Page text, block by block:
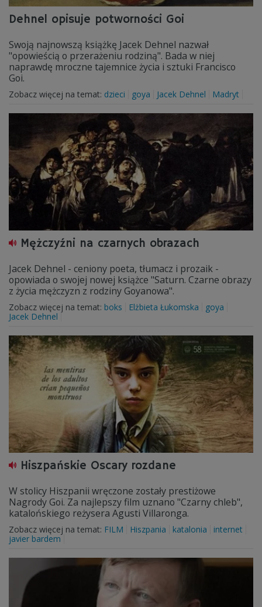
Dehnel opisuje potworności Goi
Swoją najnowszą książkę Jacek Dehnel nazwał
"opowieścią o przerażeniu rodziną". Bada w niej
naprawdę mroczne tajemnice życia i sztuki Francisco
Goi.
Zobacz więcej na temat: dzieci goya Jacek Dehnel Madryt
Mężczyźni na czarnych obrazach
Jacek Dehnel - ceniony poeta, tłumacz i prozaik -
opowiada o swojej nowej książce "Saturn. Czarne obrazy
z życia mężczyzn z rodziny Goyanowa".
Zobacz więcej na temat: boks Elżbieta Łukomska
goya
Jacek Dehnel
Hiszpańskie Oscary rozdane
W stolicy Hiszpanii wręczone zostały prestiżowe
Nagrody Goi. Za najlepszy film uznano "Czarny chleb",
katalońskiego reżysera Agusti Villaronga.
Zobacz więcej na temat: FILM Hiszpania katalonia
internet
javier bardem